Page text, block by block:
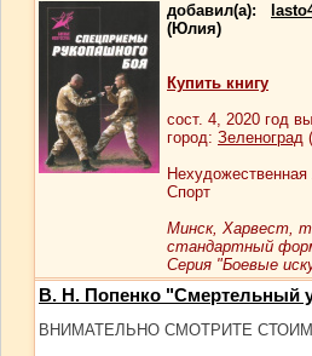
добавил(а):
(Юлия)
Купить книгу
сост. 4, 2020 год
город: Зеленоград
Нехудожественная
Спорт
Минск, Харвест,
стандартный
Серия "Боевые
В. Н. Попенко "Смертельный
ВНИМАТЕЛЬНО СМОТРИТЕ